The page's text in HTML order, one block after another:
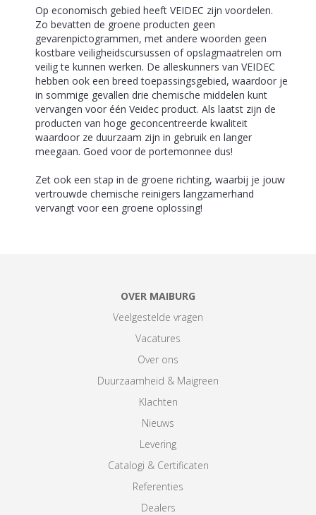
Op economisch gebied heeft VEIDEC zijn voordelen.
Zo bevatten de groene producten geen
gevarenpictogrammen, met andere woorden geen
kostbare veiligheidscursussen of opslagmaatrelen om
veilig te kunnen werken. De alleskunners van VEIDEC
hebben ook een breed toepassingsgebied, waardoor je
in sommige gevallen drie chemische middelen kunt
vervangen voor één Veidec product. Als laatst zijn de
producten van hoge geconcentreerde kwaliteit
waardoor ze duurzaam zijn in gebruik en langer
meegaan. Goed voor de portemonnee dus!
Zet ook een stap in de groene richting, waarbij je jouw
vertrouwde chemische reinigers langzamerhand
vervangt voor een groene oplossing!
OVER MAIBURG
Veelgestelde vragen
Vacatures
Over ons
Duurzaamheid & Maigreen
Klachten
Nieuws
Levering
Catalogi & Certificaten
Referenties
Dealers